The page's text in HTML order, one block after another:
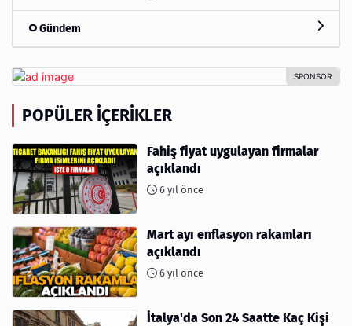
Gündem
POPÜLER İÇERIKLER
Fahiş fiyat uygulayan firmalar
açıklandı
6 yıl önce
Mart ayı enflasyon rakamları
açıklandı
6 yıl önce
İtalya'da Son 24 Saatte Kaç Kişi